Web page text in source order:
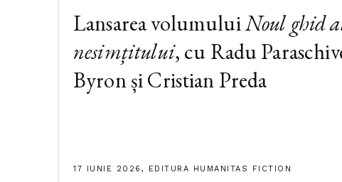
Lansarea volumuluiNoul ghid
nesimțitului, cu Radu
Byron și Cristian Preda
17 IUNIE 2026, EDITURA HUMANITAS FICTION